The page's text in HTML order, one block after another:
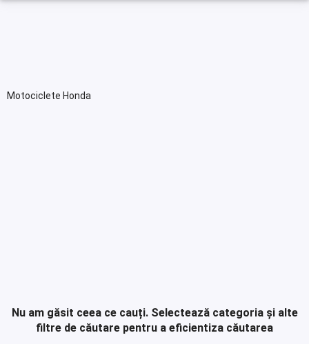
Motociclete Honda
Nu am găsit ceea ce cauți. Selectează categoria și alte
filtre de căutare pentru a eficientiza căutarea